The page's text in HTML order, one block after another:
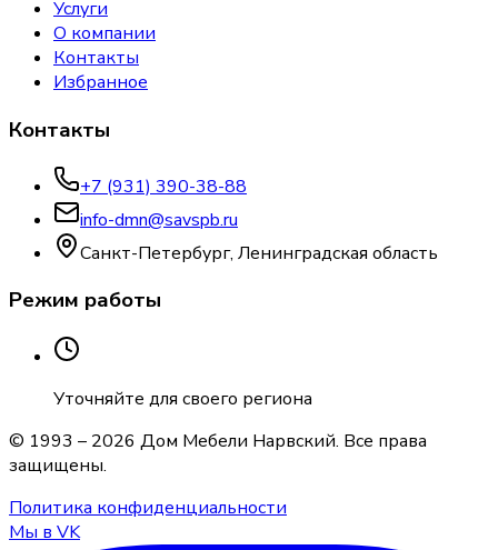
Услуги
О компании
Контакты
Избранное
Контакты
+7 (931) 390-38-88
info-dmn@savspb.ru
Санкт-Петербург, Ленинградская область
Режим работы
Уточняйте для своего региона
© 1993 – 2026 Дом Мебели Нарвский. Все права
защищены.
Политика конфиденциальности
Мы в VK